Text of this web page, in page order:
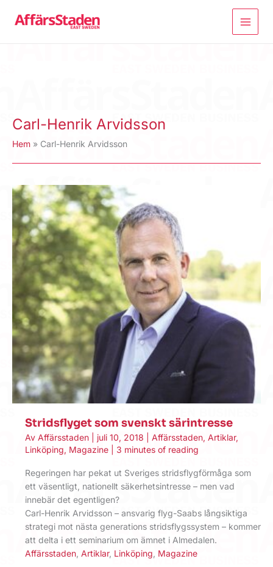
Carl-Henrik Arvidsson
Hem Carl-Henrik Arvidsson
Stridsflyget som svenskt särintresse
Av Affärsstaden juli 10, 2018 Affärsstaden, Artiklar,
Linköping, Magazine 3 minutes of reading
Regeringen har pekat ut Sveriges stridsflygförmåga som
ett väsentligt, nationellt säkerhetsintresse – men vad
innebär det egentligen?
Carl-Henrik Arvidsson – ansvarig flyg-Saabs långsiktiga
strategi mot nästa generations stridsflygssystem – kommer
att delta i ett seminarium om ämnet i Almedalen.
Affärsstaden Artiklar, Linköping Magazine